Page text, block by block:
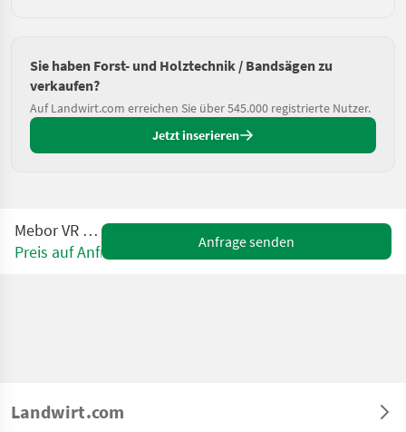
Sie haben Forst- und Holztechnik / Bandsägen zu
verkaufen?
Auf Landwirt.com erreichen Sie über 545.000 registrierte Nutzer.
Jetzt inserieren
Mebor VR 900
Preis auf Anfrage
Anfrage senden
Landwirt.com